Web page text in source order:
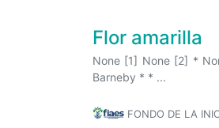
Flor amarilla
None [1] None [2] *
Barneby * * ...
FONDO DE LA